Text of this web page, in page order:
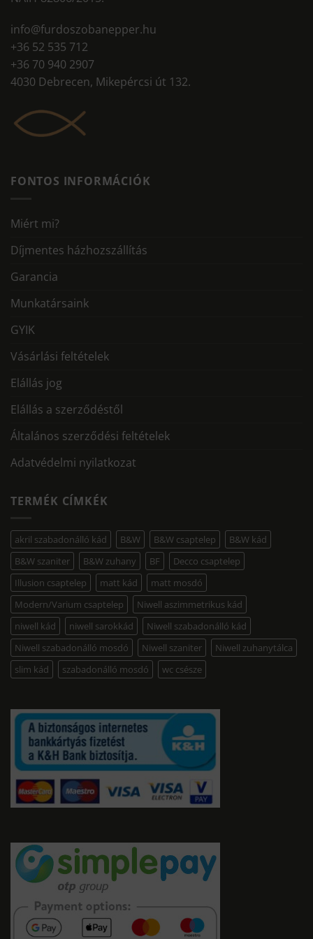
info@furdoszobanepper.hu
+36 52 535 712
+36 70 940 2907
4030 Debrecen, Mikepércsi út 132.
FONTOS INFORMÁCIÓK
Miért mi?
Díjmentes házhozszállítás
Garancia
Munkatársaink
GYIK
Vásárlási feltételek
Elállás jog
Elállás a szerződéstől
Általános szerződési feltételek
Adatvédelmi nyilatkozat
TERMÉK CÍMKÉK
akril szabadonálló kád B&W B&W csaptelep
B&W kád
B&W szaniter
B&W zuhany BF
Decco csaptelep
Illusion csaptelep
matt kád
matt mosdó
Modern/Varium csaptelep
Niwell aszimmetrikus kád
niwell kád
niwell sarokkád
Niwell szabadonálló kád
Niwell szabadonálló mosdó
Niwell szaniter
Niwell zuhanytálca
slim kád
szabadonálló mosdó wc csésze